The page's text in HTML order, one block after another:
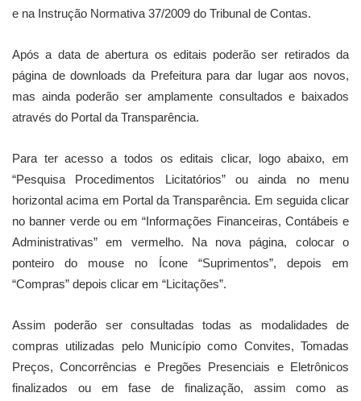
e na Instrução Normativa 37/2009 do Tribunal de Contas.
Após a data de abertura os editais poderão ser retirados da
página de downloads da Prefeitura para dar lugar aos novos,
mas ainda poderão ser amplamente consultados e baixados
através do Portal da Transparência.
Para ter acesso a todos os editais clicar, logo abaixo, em
“Pesquisa Procedimentos Licitatórios” ou ainda no menu
horizontal acima em Portal da Transparência. Em seguida clicar
no banner verde ou em “Informações Financeiras, Contábeis e
Administrativas” em vermelho. Na nova página, colocar o
ponteiro do mouse no Ícone “Suprimentos”, depois em
“Compras” depois clicar em “Licitações”.
Assim poderão ser consultadas todas as modalidades de
compras utilizadas pelo Município como Convites, Tomadas
Preços, Concorrências e Pregões Presenciais e Eletrônicos
finalizados ou em fase de finalização, assim como as